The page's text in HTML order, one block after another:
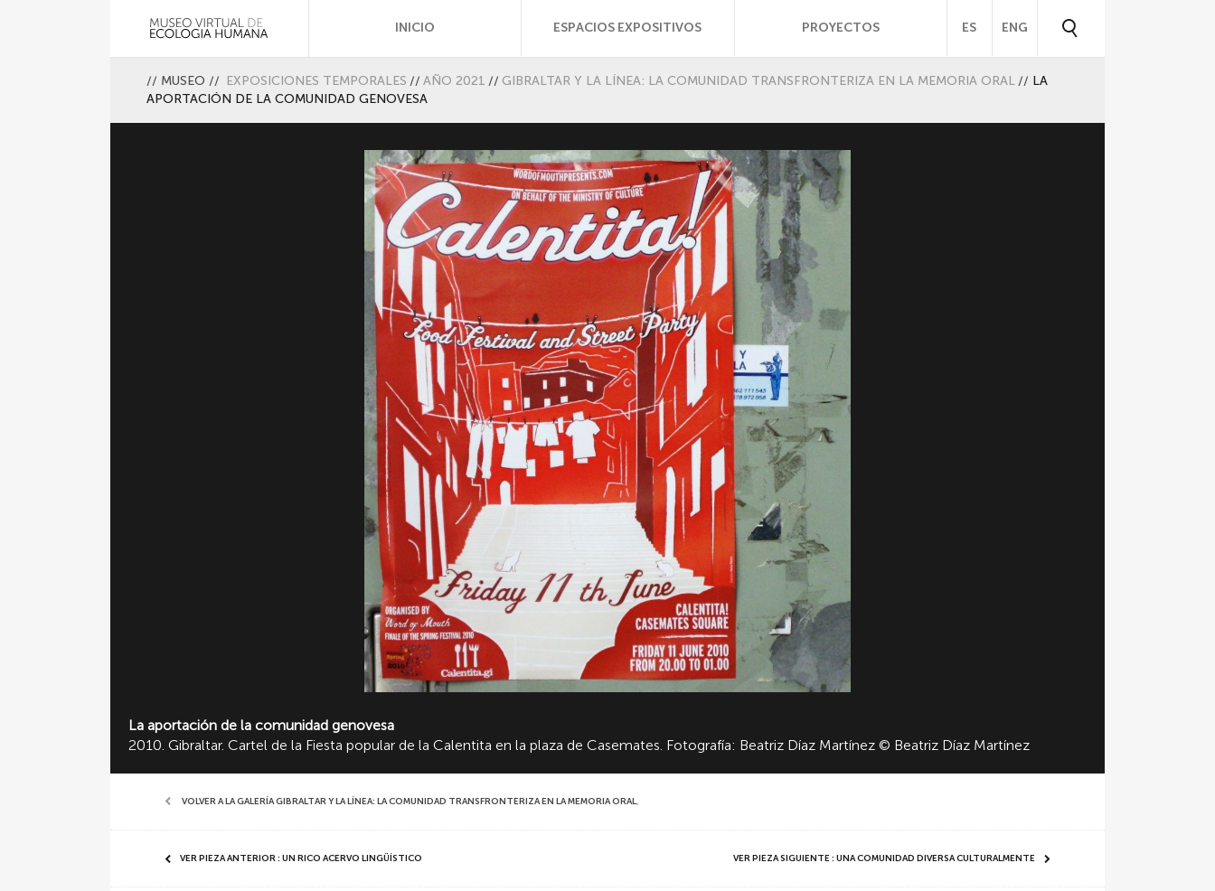
INICIO ESPACIOS EXPOSITIVOS PROYECTOS ES ENG
// MUSEO // EXPOSICIONES TEMPORALES // AÑO 2021 // GIBRALTAR Y LA LÍNEA: LA COMUNIDAD TRANSFRONTERIZA EN LA MEMORIA ORAL // LA
APORTACIÓN DE LA COMUNIDAD GENOVESA
La aportación de la comunidad genovesa
2010. Gibraltar. Cartel de la Fiesta popular de la Calentita en la plaza de Casemates. Fotografía: Beatriz Díaz Martínez © Beatriz Díaz Martínez
VOLVER A LA GALERÍA GIBRALTAR Y LA LÍNEA: LA COMUNIDAD TRANSFRONTERIZA EN LA MEMORIA ORAL,
VER PIEZA ANTERIOR : UN RICO ACERVO LINGÜÍSTICO VER PIEZA SIGUIENTE : UNA COMUNIDAD DIVERSA CULTURALMENTE